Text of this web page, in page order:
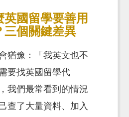
英國留學要善用
三個關鍵差異
猶豫：「我英文也不
要找英國留學代
我們最常看到的情況
了大量資料、加入